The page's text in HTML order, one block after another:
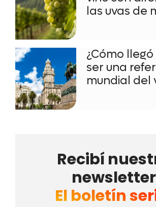
las uvas de
¿Cómo
ser una
mundial del
Recibí
newsletter
El boletín